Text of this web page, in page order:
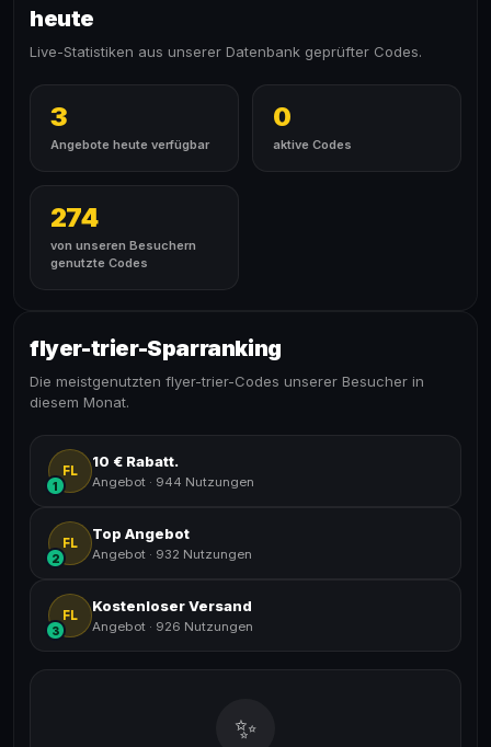
heute
Live-Statistiken aus unserer Datenbank geprüfter Codes.
3
Angebote heute verfügbar
0
aktive Codes
274
von unseren Besuchern
genutzte Codes
flyer-trier-Sparranking
Die meistgenutzten flyer-trier-Codes unserer Besucher in
diesem Monat.
FL
1
10 € Rabatt.
Angebot · 944 Nutzungen
FL
2
Top Angebot
Angebot · 932 Nutzungen
FL
3
Kostenloser Versand
Angebot · 926 Nutzungen
✨